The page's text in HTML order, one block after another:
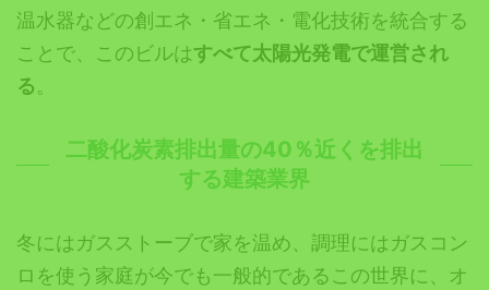
温水器などの創エネ・省エネ・電化技術を統合する
ことで、このビルはすべて太陽光発電で運営され
る。
二酸化炭素排出量の40％近くを排出
する建築業界
冬にはガスストーブで家を温め、調理にはガスコン
ロを使う家庭が今でも一般的であるこの世界に、オ